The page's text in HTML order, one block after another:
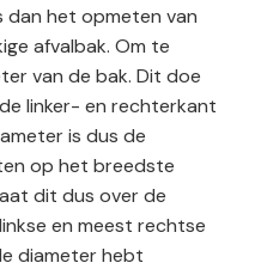
dan het opmeten van
afvalbak. Om te
van de bak. Dit doe
linker- en rechterkant
is dus de
op het breedste
dit dus over de
en meest rechtse
diameter hebt